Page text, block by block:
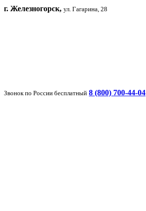
г. Железногорск, ул. Гагарина, 28
Звонок по России бесплатный 8 (800) 700-44-04